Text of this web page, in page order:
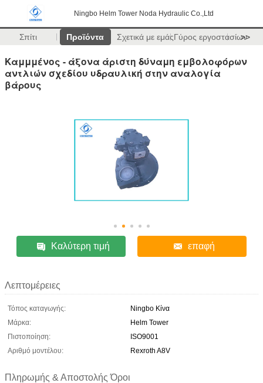
Ningbo Helm Tower Noda Hydraulic Co.,Ltd
Σπίτι Προϊόντα Σχετικά με εμάςΓύρος εργοστασίων
>>
Καμμμένος - άξονα άριστη δύναμη εμβολοφόρων
αντλιών σχεδίου υδραυλική στην αναλογία
βάρους
Καλύτερη τιμή επαφή
Λεπτομέρειες
Τόπος καταγωγής:
Ningbo Κίνα
Μάρκα:
Helm Tower
Πιστοποίηση:
ISO9001
Αριθμό μοντέλου:
Rexroth A8V
Πληρωμής & Αποστολής Όροι